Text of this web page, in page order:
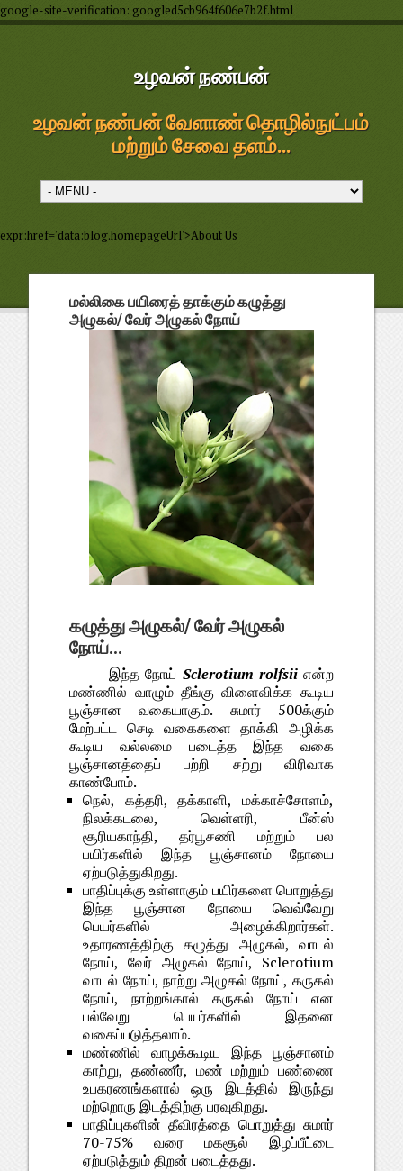
google-site-verification: googled5cb964f606e7b2f.html
உழவன் நண்பன்
உழவன் நண்பன் வேளாண் தொழில்நுட்பம்
மற்றும் சேவை தளம்...
expr:href='data:blog.homepageUrl'>About Us
மல்லிகை பயிரைத் தாக்கும் கழுத்து
அழுகல்/ வேர் அழுகல் நோய்
கழுத்து அழுகல்/ வேர் அழுகல்
நோய்...
இந்த நோய் Sclerotium rolfsii என்ற
மண்ணில் வாழும் தீங்கு விளைவிக்க கூடிய
பூஞ்சான வகையாகும். சுமார் 500க்கும்
மேற்பட்ட செடி வகைகளை தாக்கி அழிக்க
கூடிய வல்லமை படைத்த இந்த வகை
பூஞ்சானத்தைப் பற்றி சற்று விரிவாக
காண்போம்.
நெல், கத்தரி, தக்காளி, மக்காச்சோளம்,
நிலக்கடலை, வெள்ளரி, பீன்ஸ்
சூரியகாந்தி, தர்பூசணி மற்றும் பல
பயிர்களில் இந்த பூஞ்சானம் நோயை
ஏற்படுத்துகிறது.
பாதிப்புக்கு உள்ளாகும் பயிர்களை பொறுத்து
இந்த பூஞ்சான நோயை வெவ்வேறு
பெயர்களில் அழைக்கிறார்கள்.
உதாரணத்திற்கு கழுத்து அழுகல், வாடல்
நோய், வேர் அழுகல் நோய், Sclerotium
வாடல் நோய், நாற்று அழுகல் நோய், கருகல்
நோய், நாற்றங்கால் கருகல் நோய் என
பல்வேறு பெயர்களில் இதனை
வகைப்படுத்தலாம்.
மண்ணில் வாழக்கூடிய இந்த பூஞ்சானம்
காற்று, தண்ணீர், மண் மற்றும் பண்ணை
உபகரணங்களால் ஒரு இடத்தில் இருந்து
மற்றொரு இடத்திற்கு பரவுகிறது.
பாதிப்புகளின் தீவிரத்தை பொறுத்து சுமார்
70-75% வரை மகசூல் இழப்பீட்டை
ஏற்படுத்தும் திறன் படைத்தது.